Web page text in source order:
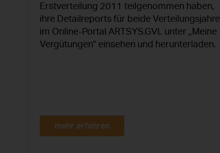
Erstverteilung 2011 teilgenommen haben,
ihre Detailreports für beide Verteilungsjahre
im Online-Portal ARTSYS.GVL unter „Meine
Vergütungen“ einsehen und herunterladen.
mehr erfahren